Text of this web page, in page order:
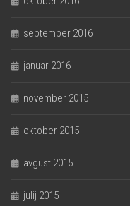
september 2016
januar 2016
november 2015
oktober 2015
avgust 2015
julij 2015